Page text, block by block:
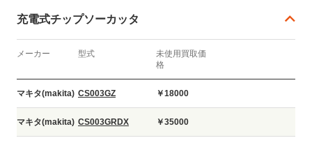
充電式チップソーカッタ
メーカー 型式
未使用買取価
格
マキタ(makita) CS003GZ ￥18000
マキタ(makita) CS003GRDX ￥35000